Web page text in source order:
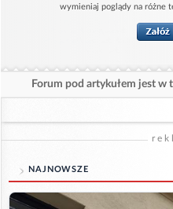
wymieniaj poglądy na różne
Forum pod artykułem jest
NAJNOWSZE